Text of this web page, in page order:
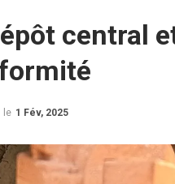
central
le 1 Fév, 2025